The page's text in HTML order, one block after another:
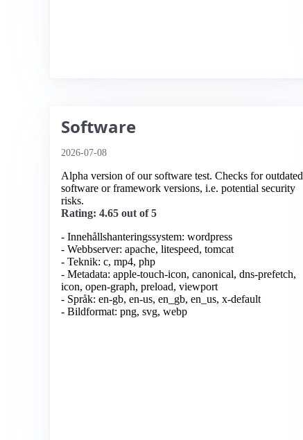
Software
2026-07-08
Alpha version of our software test. Checks for outdated
software or framework versions, i.e. potential security
risks.
Rating: 4.65 out of 5
- Innehållshanteringssystem: wordpress
- Webbserver: apache, litespeed, tomcat
- Teknik: c, mp4, php
- Metadata: apple-touch-icon, canonical, dns-prefetch,
icon, open-graph, preload, viewport
- Språk: en-gb, en-us, en_gb, en_us, x-default
- Bildformat: png, svg, webp